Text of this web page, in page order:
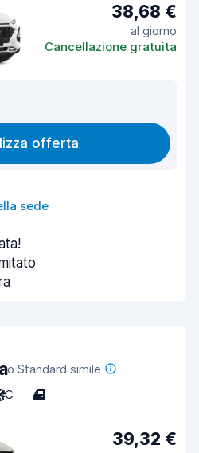
38,68 €
al giorno
Cancellazione gratuita
offerta
sede
o Standard simile
C 4
39,32 €